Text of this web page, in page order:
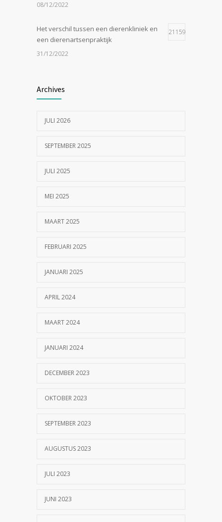
08/12/2022
Het verschil tussen een dierenkliniek en
een dierenartsenpraktijk
21159
31/12/2022
24/07/2023
In de tong van je hond gesneden of
17/07/2023
Archives
JULI 2026
SEPTEMBER 2025
JULI 2025
MEI 2025
MAART 2025
FEBRUARI 2025
JANUARI 2025
APRIL 2024
MAART 2024
JANUARI 2024
DECEMBER 2023
OKTOBER 2023
SEPTEMBER 2023
AUGUSTUS 2023
JULI 2023
JUNI 2023